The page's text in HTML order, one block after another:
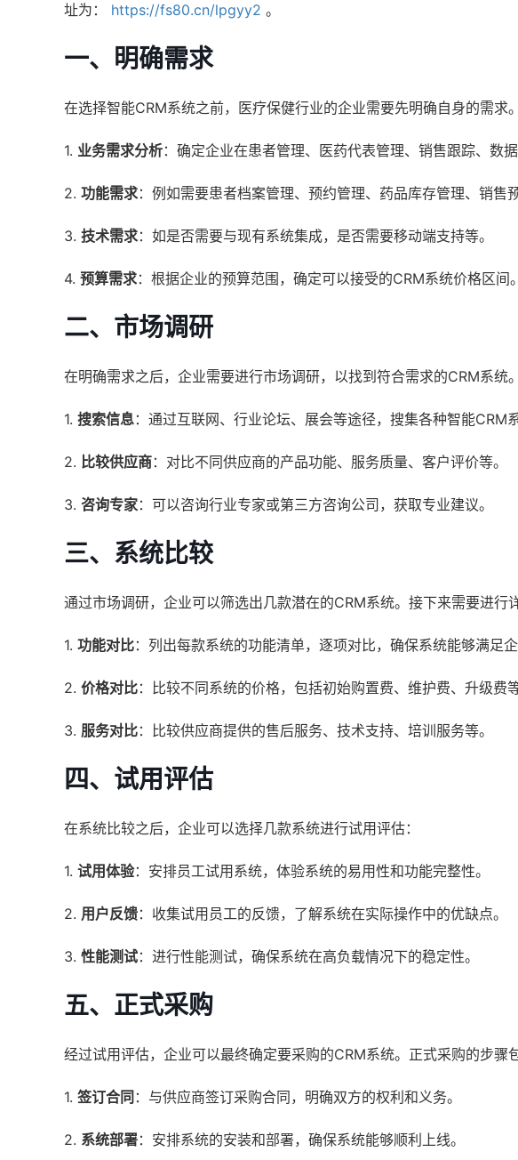
址为：
https://fs80.cn/lpgyy2 。
一、明确需求
在选择智能CRM系统之前，医疗保健行业的企业需要先明确自身的需求
1. 业务需求分析：确定企业在患者管理、医药代表管理、销售跟踪、数
2. 功能需求：例如需要患者档案管理、预约管理、药品库存管理、销售
3. 技术需求：如是否需要与现有系统集成，是否需要移动端支持等。
4. 预算需求：根据企业的预算范围，确定可以接受的CRM系统价格区间。
二、市场调研
在明确需求之后，企业需要进行市场调研，以找到符合需求的CRM系统
1. 搜索信息：通过互联网、行业论坛、展会等途径，搜集各种智能CRM
2. 比较供应商：对比不同供应商的产品功能、服务质量、客户评价等。
3. 咨询专家：可以咨询行业专家或第三方咨询公司，获取专业建议。
三、系统比较
通过市场调研，企业可以筛选出几款潜在的CRM系统。接下来需要进行
1. 功能对比：列出每款系统的功能清单，逐项对比，确保系统能够满足企
2. 价格对比：比较不同系统的价格，包括初始购置费、维护费、升级费等
3. 服务对比：比较供应商提供的售后服务、技术支持、培训服务等。
四、试用评估
在系统比较之后，企业可以选择几款系统进行试用评估：
1. 试用体验：安排员工试用系统，体验系统的易用性和功能完整性。
2. 用户反馈：收集试用员工的反馈，了解系统在实际操作中的优缺点。
3. 性能测试：进行性能测试，确保系统在高负载情况下的稳定性。
五、正式采购
经过试用评估，企业可以最终确定要采购的CRM系统。正式采购的步骤包
1. 签订合同 ：与供应商签订采购合同，明确双方的权利和义务。
2. 系统部署：安排系统的安装和部署，确保系统能够顺利上线。